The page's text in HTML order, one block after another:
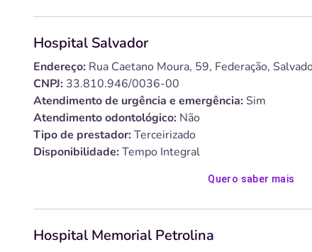
Hospital Salvador
Endereço: Rua Caetano Moura, 59, Federação,
CNPJ: 33.810.946/0036-00
Atendimento de urgência e emergência: Sim
Atendimento odontológico: Não
Tipo de prestador:Terceirizado
Disponibilidade:Tempo Integral
Quero saber mais
Hospital Memorial Petrolina